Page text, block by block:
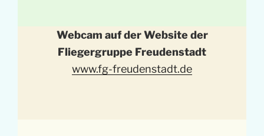
Webcam auf der Website der
Fliegergruppe Freudenstadt
www.fg-freudenstadt.de